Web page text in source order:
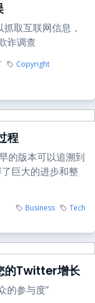
取互联网信息，
诈调查
Copyright
程
的版本可以追溯到
巨大的进步和整
Business Tech
的Twitter增长
的参与度”